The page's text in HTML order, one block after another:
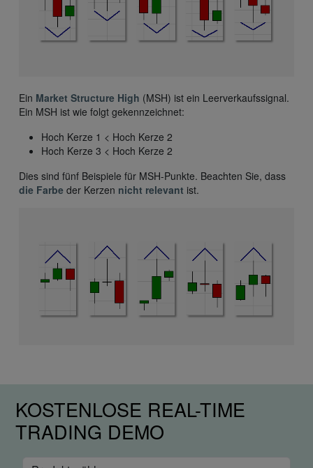
Ein Market Structure High (MSH) ist ein Leerverkaufssignal.
Ein MSH ist wie folgt gekennzeichnet:
Hoch Kerze 1 < Hoch Kerze 2
Hoch Kerze 3 < Hoch Kerze 2
Dies sind fünf Beispiele für MSH-Punkte. Beachten Sie, dass
die Farbe der Kerzen nicht relevant ist.
KOSTENLOSE REAL-TIME
TRADING DEMO